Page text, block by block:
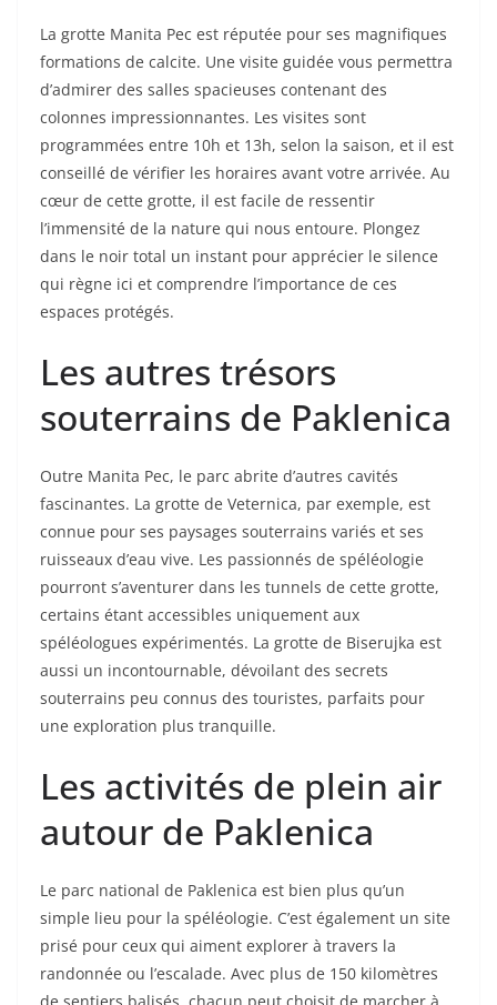
La grotte Manita Pec est réputée pour ses magnifiques
formations de calcite. Une visite guidée vous permettra
d’admirer des salles spacieuses contenant des
colonnes impressionnantes. Les visites sont
programmées entre 10h et 13h, selon la saison, et il est
conseillé de vérifier les horaires avant votre arrivée. Au
cœur de cette grotte, il est facile de ressentir
l’immensité de la nature qui nous entoure. Plongez
dans le noir total un instant pour apprécier le silence
qui règne ici et comprendre l’importance de ces
espaces protégés.
Les autres trésors
souterrains de Paklenica
Outre Manita Pec, le parc abrite d’autres cavités
fascinantes. La grotte de Veternica, par exemple, est
connue pour ses paysages souterrains variés et ses
ruisseaux d’eau vive. Les passionnés de spéléologie
pourront s’aventurer dans les tunnels de cette grotte,
certains étant accessibles uniquement aux
spéléologues expérimentés. La grotte de Biserujka est
aussi un incontournable, dévoilant des secrets
souterrains peu connus des touristes, parfaits pour
une exploration plus tranquille.
Les activités de plein air
autour de Paklenica
Le parc national de Paklenica est bien plus qu’un
simple lieu pour la spéléologie. C’est également un site
prisé pour ceux qui aiment explorer à travers la
randonnée ou l’escalade. Avec plus de 150 kilomètres
de sentiers balisés, chacun peut choisit de marcher à